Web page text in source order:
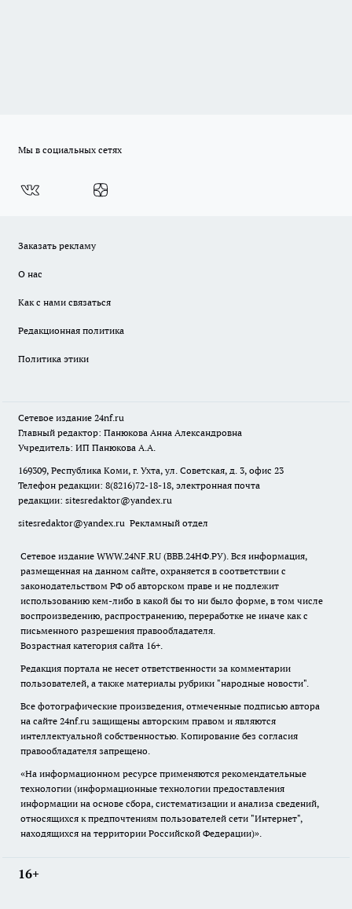
Мы в социальных сетях
Заказать рекламу
О нас
Как с нами связаться
Редакционная политика
Политика этики
Сетевое издание 24nf.ru
Главный редактор: Панюкова Анна Александровна
Учредитель: ИП Панюкова А.А.
169309, Республика Коми, г. Ухта, ул. Советская, д. 3, офис 23
Телефон редакции: 8(8216)72-18-18, электронная почта
редакции: sitesredaktor@yandex.ru
sitesredaktor@yandex.ru Рекламный отдел
Сетевое издание WWW.24NF.RU (ВВВ.24НФ.РУ). Вся информация,
размещенная на данном сайте, охраняется в соответствии с
законодательством РФ об авторском праве и не подлежит
использованию кем-либо в какой бы то ни было форме, в том числе
воспроизведению, распространению, переработке не иначе как с
письменного разрешения правообладателя.
Возрастная категория сайта 16+.
Редакция портала не несет ответственности за комментарии
пользователей, а также материалы рубрики "народные новости".
Все фотографические произведения, отмеченные подписью автора
на сайте 24nf.ru защищены авторским правом и являются
интеллектуальной собственностью. Копирование без согласия
правообладателя запрещено.
«На информационном ресурсе применяются рекомендательные
технологии (информационные технологии предоставления
информации на основе сбора, систематизации и анализа сведений,
относящихся к предпочтениям пользователей сети "Интернет",
находящихся на территории Российской Федерации)».
16+